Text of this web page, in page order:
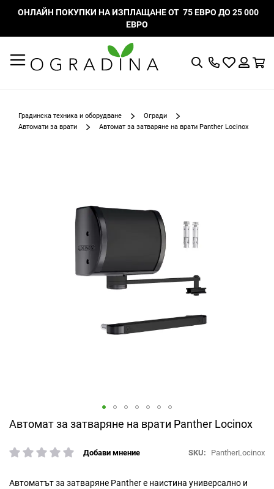
ОНЛАЙН ПОКУПКИ НА ИЗПЛАЩАНЕ ОТ 75 ЕВРО ДО 25 000
ЕВРО
ТърсенеМоят
Градинска техника и оборудване
Огради
Автомати за врати
Автомат за затваряне на врати Panther Locinox
Автомат за затваряне на врати Panther Locinox
рейтинг:
Добави мнение SKU PantherLocinox
Автоматът за затваряне Panther е наистина универсално и
Преминете
началото
на
със